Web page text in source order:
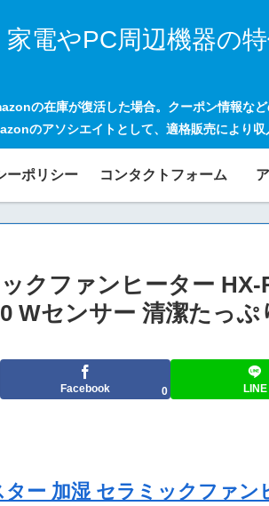
家電やPC周辺機器の
の在庫が復活した場合。クーポン情報な
のアソシエイトとして、適格販売により収
ーポリシー コンタクトフォーム
クファンヒーター
Wセンサー 清潔たっ
Facebook 0 LINE
ー 加湿 セラミックファン